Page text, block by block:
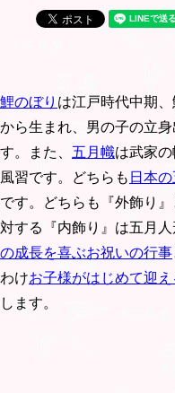
鯉のぼり は江戸時代中期
から生まれ、男の子の立
す。また、 五月幟は武家
風習です。どちらも 日本
です。どちらも『外飾り
対する『内飾り』は五月
の成長を喜ぶお祝いの行事
わけお子様がはじめて迎
します。